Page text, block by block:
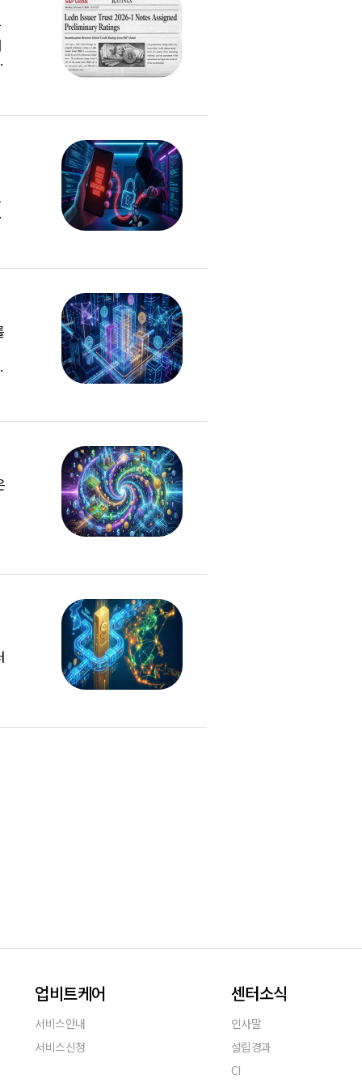
업비트케어
서비스안내
서비스신청
센터소식
인사말
설립경과
CI